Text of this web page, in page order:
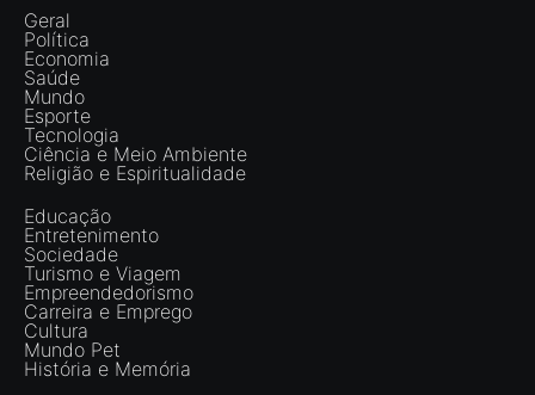
Geral
Política
Economia
Saúde
Mundo
Esporte
Tecnologia
Ciência e Meio Ambiente
Religião e Espiritualidade
Educação
Entretenimento
Sociedade
Turismo e Viagem
Empreendedorismo
Carreira e Emprego
Cultura
Mundo Pet
História e Memória